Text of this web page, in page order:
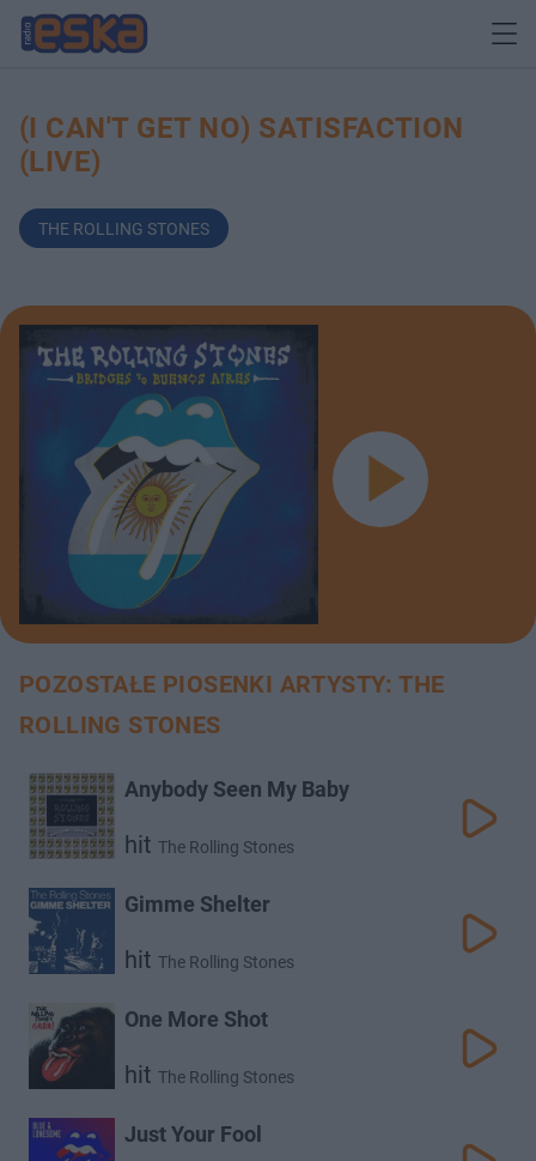
(I CAN'T GET NO) SATISFACTION
(LIVE)
THE ROLLING STONES
POZOSTAŁE PIOSENKI ARTYSTY: THE
ROLLING STONES
Anybody Seen My Baby
hit The Rolling Stones
Gimme Shelter
hit The Rolling Stones
One More Shot
hit The Rolling Stones
Just Your Fool